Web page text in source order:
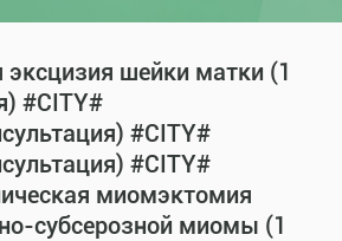
эксцизия шейки матки (1
#CITY#
#CITY#
#CITY#
миомэктомия
субсерозной миомы (1